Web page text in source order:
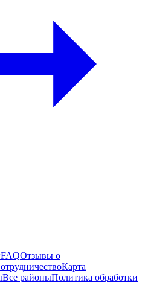
FAQОтзывы о
Карта
Все районыПолитика обработки